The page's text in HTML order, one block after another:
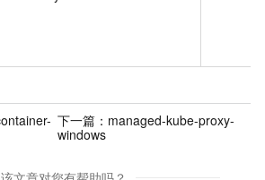
下一篇： managed-kube-proxy-
windows